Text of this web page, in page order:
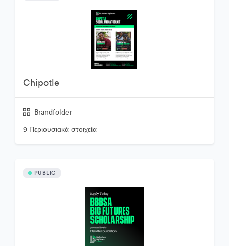
Chipotle
Brandfolder
9 Περιουσιακά στοιχεία
PUBLIC